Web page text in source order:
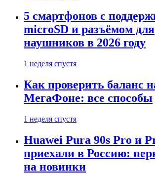
5 смартфонов с
microSD и разъёмом для
наушников в 2026 году
1 неделя спустя
Как проверить баланс
МегаФоне: все способы
1 неделя спустя
Huawei Pura 90s Pro и
приехали в Россию:
на новинки